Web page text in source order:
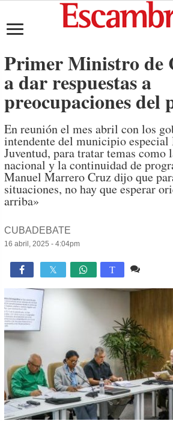
Primer Ministro de
a dar respuestas a
preocupaciones del
En reunión el mes abril con los
intendente del municipio especial
Juventud, para tratar temas como
nacional y la continuidad de
Manuel Marrero Cruz dijo que
situaciones, no hay que esperar
arriba»
CUBADEBATE
16 abril, 2025 - 4:04pm
 T